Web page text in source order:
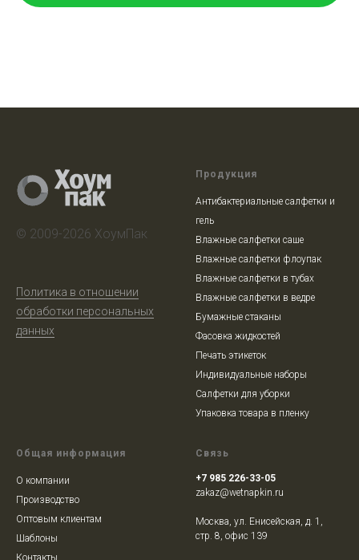
© 2009-2026 ХоумПак
Политика в отношении
обработки персональных
данных
Продукция
Антибактериальные салфетки и
гель
Влажные салфетки саше
Влажные салфетки флоупак
Влажные салфетки в тубах
Влажные салфетки в ведре
Бумажные стаканы
Фасовка жидкостей
Печать этикеток
Индивидуальные наборы
Салфетки для уборки
Упаковка товара в пленку
Общая информация
О компании
Производство
Оптовым клиентам
Шаблоны
Контакты
Связь
+7 985 226-33-05
zakaz@wetnapkin.ru
Москва, ул. Енисейская, д. 1,
стр. 8, офис 139